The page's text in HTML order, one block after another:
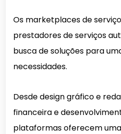
Os marketplaces de
prestadores de serviços
busca de soluções para
necessidades.
Desde design gráfico e
financeira e
plataformas oferecem